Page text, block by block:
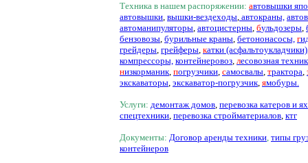
Техника в нашем распоряжении: автовышки
автовышки, вышки-вездеходы, автокраны,
автоманипуляторы, автоцистерны, бульдозеры,
бензовозы, бурильные краны, бетононасосы, г
грейдеры, грейферы, катки (асфальтоукладчики)
компрессоры, контейнеровоз, лесовозная
низкорманик, погрузчики, самосвалы, трактора,
экскаваторы, экскаватор-погрузчик, ямобуры.
Услуги: демонтаж домов, перевозка катеров и
спецтехники, перевозка стройматериалов, ктг
Документы: Договор аренды техники, типы
контейнеров